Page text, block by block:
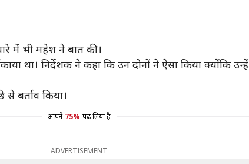
में भी महेश ने बात की।
था। निर्देशक ने कहा कि उन दोनों ने ऐसा किया क्योंकि
बर्ताव किया।
आपने 75% पढ़ लिया है
ADVERTISEMENT